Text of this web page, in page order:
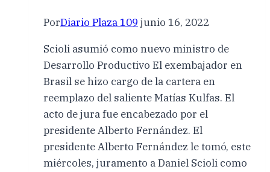
PorDiario Plaza 109 junio 16, 2022
Scioli asumió como nuevo ministro de
Desarrollo Productivo El exembajador en
Brasil se hizo cargo de la cartera en
reemplazo del saliente Matías Kulfas. El
acto de jura fue encabezado por el
presidente Alberto Fernández. El
presidente Alberto Fernández le tomó, este
miércoles, juramento a Daniel Scioli como